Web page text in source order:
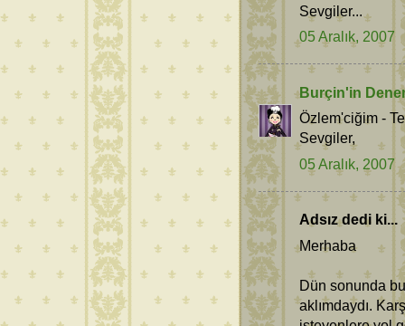
Sevgiler...
05 Aralık, 2007
Burçin'in
Özlem'ciğim -
Sevgiler,
05 Aralık, 2007
Adsız dedi ki...
Merhaba
Dün sonunda
aklımdaydı.